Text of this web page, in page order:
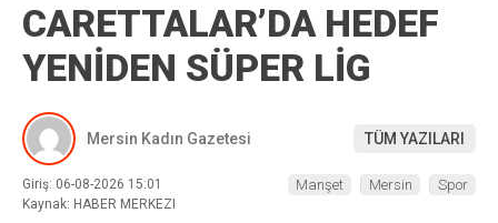
CARETTALAR’DA HEDEF
YENİDEN SÜPER LİG
Mersin Kadın Gazetesi TÜM YAZILARI
Giriş: 06-08-2026 15:01
Kaynak: HABER MERKEZI
Manşet Mersin Spor